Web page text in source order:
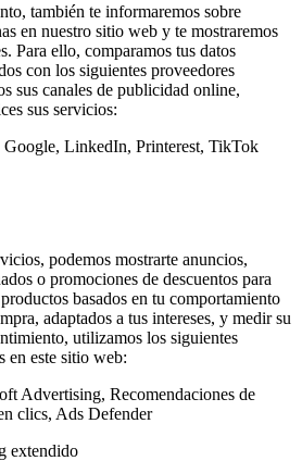
también te informaremos sobre
en nuestro sitio web y te mostraremos
Para ello, comparamos tus datos
con los siguientes proveedores
sus canales de publicidad online,
sus servicios:
LinkedIn, Printerest, TikTok
podemos mostrarte anuncios,
o promociones de descuentos para
basados en tu comportamiento
adaptados a tus intereses, y medir su
utilizamos los siguientes
en este sitio web:
Advertising, Recomendaciones de
clics, Ads Defender
extendido